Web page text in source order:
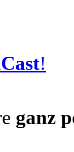
!
ganz